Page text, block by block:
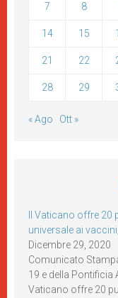
7 8
14 15
21 22
28 29
« Ago Ott »
Il Vaticano offre
universale ai
Dicembre 29, 2020
Comunicato
19 e della Pontificia
Vaticano offre 20